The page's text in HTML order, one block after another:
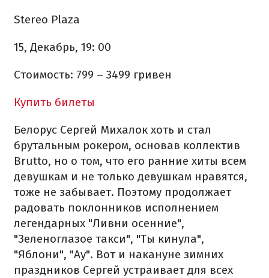
Stereo Plaza
15, Декабрь, 19: 00
Стоимость: 799 – 3499 гривен
Купить билеты
Белорус Сергей Михалок хоть и стал
брутальным рокером, основав коллектив
Brutto, но о том, что его ранние хиты всем
девушкам и не только девушкам нравятся,
тоже не забывает. Поэтому продолжает
радовать поклонников исполнением
легендарных "Ливни осенние",
"Зеленоглазое такси", "Ты кинула",
"Яблони", "Ау". Вот и накануне зимних
праздников Сергей устраивает для всех